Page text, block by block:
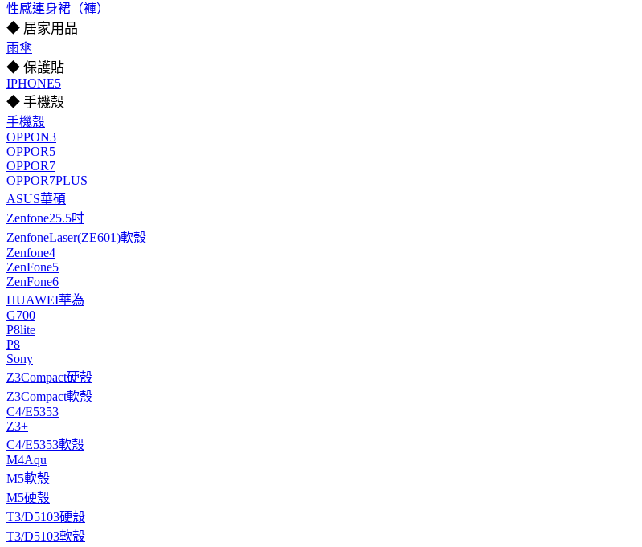
性感連身裙（褲）
◆ 居家用品
雨傘
◆ 保護貼
IPHONE5
◆ 手機殼
手機殼
OPPON3
OPPOR5
OPPOR7
OPPOR7PLUS
ASUS華碩
Zenfone25.5吋
ZenfoneLaser(ZE601)軟殼
Zenfone4
ZenFone5
ZenFone6
HUAWEI華為
G700
P8lite
P8
Sony
Z3Compact硬殼
Z3Compact軟殼
C4/E5353
Z3+
C4/E5353軟殼
M4Aqu
M5軟殼
M5硬殼
T3/D5103硬殼
T3/D5103軟殼